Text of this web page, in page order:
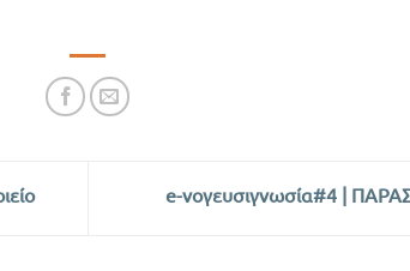
e-νογευσιγνωσία#4 |